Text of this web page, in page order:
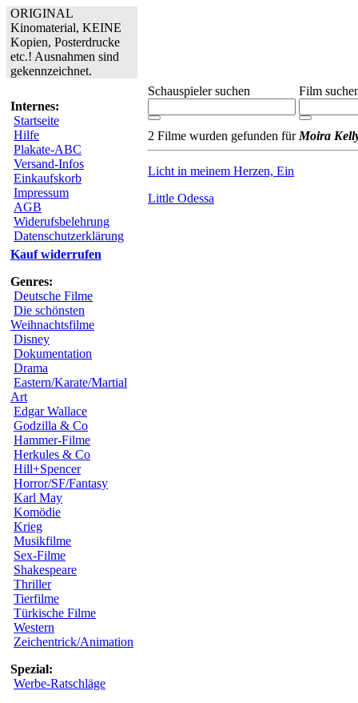
ORIGINAL
Kinomaterial, KEINE
Kopien, Posterdrucke
etc.! Ausnahmen sind
gekennzeichnet.
Internes:
Startseite
Hilfe
Plakate-ABC
Versand-Infos
Einkaufskorb
Impressum
AGB
Widerufsbelehrung
Datenschutzerklärung
Kauf widerrufen
Genres:
Deutsche Filme
Die schönsten
Weihnachtsfilme
Disney
Dokumentation
Drama
Eastern/Karate/Martial
Art
Edgar Wallace
Godzilla & Co
Hammer-Filme
Herkules & Co
Hill+Spencer
Horror/SF/Fantasy
Karl May
Komödie
Krieg
Musikfilme
Sex-Filme
Shakespeare
Thriller
Tierfilme
Türkische Filme
Western
Zeichentrick/Animation
Spezial:
Werbe-Ratschläge
Schauspieler suchen Film
2 Filme wurden gefunden für Moira
Licht in meinem Herzen, Ein
Little Odessa